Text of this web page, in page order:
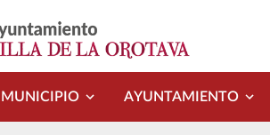
MUNICIPIO AYUNTAMIENTO